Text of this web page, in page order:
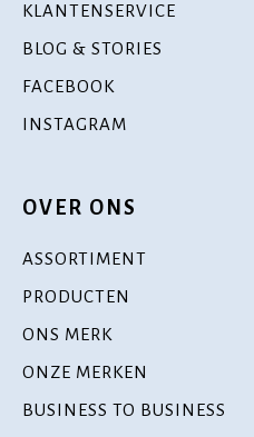
KLANTENSERVICE
BLOG & STORIES
FACEBOOK
INSTAGRAM
OVER ONS
ASSORTIMENT
PRODUCTEN
ONS MERK
ONZE MERKEN
BUSINESS TO BUSINESS